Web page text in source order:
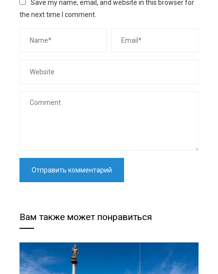
Save my name, email, and website in this browser for
the next time I comment.
Вам также может понравиться